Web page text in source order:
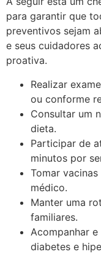
para garantir que
preventivos sejam
e seus cuidadores
proativa.
Realizar
ou conforme
Consultar um
dieta.
Participar de
minutos por
Tomar
médico.
Manter uma
familiares.
Acompanhar
diabetes e